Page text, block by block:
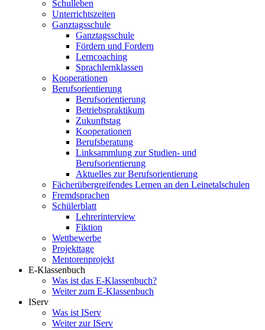
Schulleben
Unterrichtszeiten
Ganztagsschule
Ganztagsschule
Fördern und Fordern
Lerncoaching
Sprachlernklassen
Kooperationen
Berufsorientierung
Berufsorientierung
Betriebspraktikum
Zukunftstag
Kooperationen
Berufsberatung
Linksammlung zur Studien- und
Berufsorientierung
Aktuelles zur Berufsorientierung
Fächerübergreifendes Lernen an den Leinetalschulen
Fremdsprachen
Schülerblatt
Lehrerinterview
Fiktion
Wettbewerbe
Projekttage
Mentorenprojekt
E-Klassenbuch
Was ist das E-Klassenbuch?
Weiter zum E-Klassenbuch
IServ
Was ist IServ
Weiter zur IServ